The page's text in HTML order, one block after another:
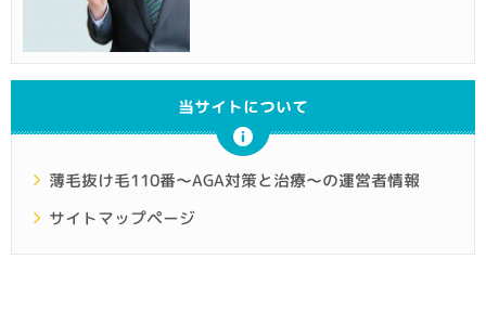
当サイトについて
薄毛抜け毛110番～AGA対策と治療～の運営者情報
サイトマップページ